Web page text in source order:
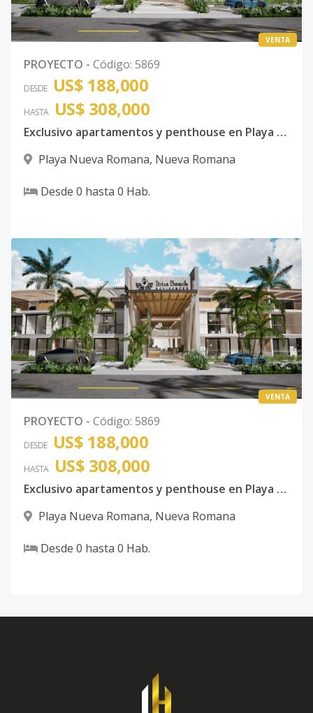
VENTA
PROYECTO - Código: 5869
DESDE US$ 188,000
HASTA US$ 308,000
Exclusivo apartamentos y penthouse en Playa Nueva Romana.
Playa Nueva Romana, Nueva Romana
Desde 0 hasta 0 Hab.
VENTA
PROYECTO - Código: 5869
DESDE US$ 188,000
HASTA US$ 308,000
Exclusivo apartamentos y penthouse en Playa Nueva Romana.
Playa Nueva Romana, Nueva Romana
Desde 0 hasta 0 Hab.